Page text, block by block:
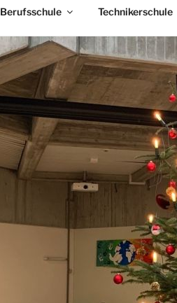
Berufsschule Technikerschule